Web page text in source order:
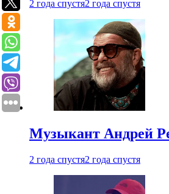
2 года спустя2 года спустя
Музыкант Андрей
2 года спустя2 года спустя